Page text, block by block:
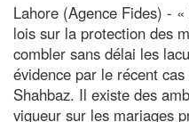
Lahore (Agence Fides) -
lois sur la protection des
combler sans délai les
évidence par le récent
Shahbaz. Il existe des
vigueur sur les mariages